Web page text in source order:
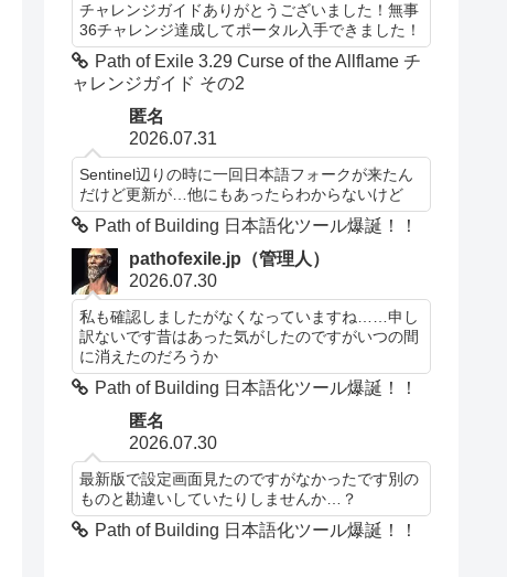
チャレンジガイドありがとうございました！無事
36チャレンジ達成してポータル入手できました！
Path of Exile 3.29 Curse of the Allflame チ
ャレンジガイド その2
匿名
2026.07.31
Sentinel辺りの時に一回日本語フォークが来たん
だけど更新が…他にもあったらわからないけど
Path of Building 日本語化ツール爆誕！！
pathofexile.jp（管理人）
2026.07.30
私も確認しましたがなくなっていますね……申し
訳ないです昔はあった気がしたのですがいつの間
に消えたのだろうか
Path of Building 日本語化ツール爆誕！！
匿名
2026.07.30
最新版で設定画面見たのですがなかったです別の
ものと勘違いしていたりしませんか…？
Path of Building 日本語化ツール爆誕！！